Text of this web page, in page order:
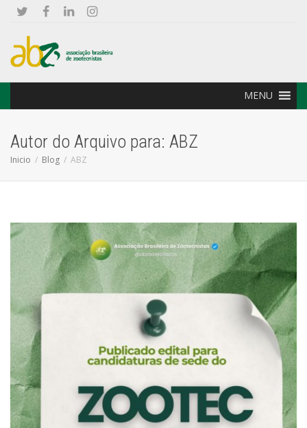
MENU
Autor do Arquivo para: ABZ
Inicio Blog ABZ